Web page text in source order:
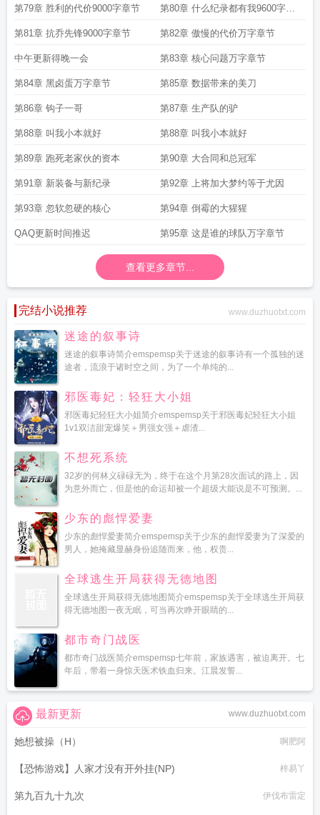
章节
第79章 胜利的代价9000字章节 第80章 什么纪录都有我9600字章
节
第81章 抗乔先锋9000字章节 第82章 傲慢的代价万字章节
中午更新得晚一会 第83章 核心问题万字章节
第84章 黑卤蛋万字章节 第85章 数据带来的美刀
第86章 钩子一哥 第87章 生产队的驴
第88章 叫我小本就好 第88章 叫我小本就好
第89章 跑死老家伙的资本 第90章 大合同和总冠军
第91章 新装备与新纪录 第92章 上将加大梦约等于尤因
第93章 忽软忽硬的核心 第94章 倒霉的大猩猩
QAQ更新时间推迟 第95章 这是谁的球队万字章节
查看更多章节...
完结小说推荐 www.duzhuotxt.com
迷途的叙事诗
迷途的叙事诗简介emspemsp关于迷途的叙事诗有一个孤独的迷
途者，流浪于诸时空之间，为了一个单纯的...
邪医毒妃：轻狂大小姐
邪医毒妃轻狂大小姐简介emspemsp关于邪医毒妃轻狂大小姐
1v1双洁甜宠爆笑＋男强女强＋虐渣...
不想死系统
32岁的何林义碌碌无为，终于在这个月第28次面试的路上，因
为意外而亡，但是他的命运却被一个超级大能说是不可预测。...
少东的彪悍爱妻
少东的彪悍爱妻简介emspemsp关于少东的彪悍爱妻为了深爱的
男人，她掩藏显赫身份追随而来，他，权贵...
全球逃生开局获得无德地图
全球逃生开局获得无德地图简介emspemsp关于全球逃生开局获
得无德地图一夜无眠，可当再次睁开眼睛的...
都市奇门战医
都市奇门战医简介emspemsp七年前，家族遇害，被迫离开。七
年后，带着一身惊天医术铁血归来。江晨发誓...
www.duzhuotxt.com
最新更新
她想被操（H） 啊肥阿
【恐怖游戏】人家才没有开外挂(NP) 梓易丫
第九百九十九次 伊伐布雷定